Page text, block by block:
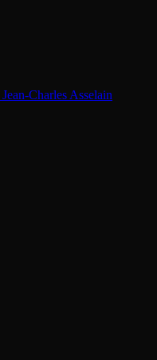
Jean-Charles Asselain